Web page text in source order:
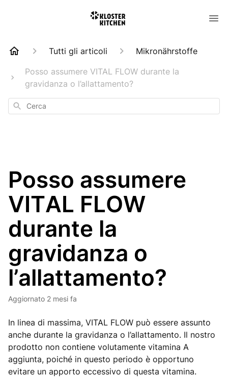
Tutti gli articoli
Mikronährstoffe
Posso assumere VITAL FLOW durante la
gravidanza o l’allattamento?
Cerca
Posso assumere
VITAL FLOW
durante la
gravidanza o
l’allattamento?
Aggiornato 2 mesi fa
In linea di massima, VITAL FLOW può essere assunto
anche durante la gravidanza o l’allattamento. Il nostro
prodotto non contiene volutamente vitamina A
aggiunta, poiché in questo periodo è opportuno
evitare un apporto eccessivo di questa vitamina.